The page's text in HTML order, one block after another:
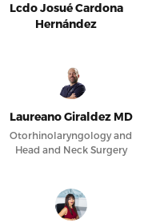
Lcdo Josué Cardona
Hernández
Laureano Giraldez MD
Otorhinolaryngology and
Head and Neck Surgery